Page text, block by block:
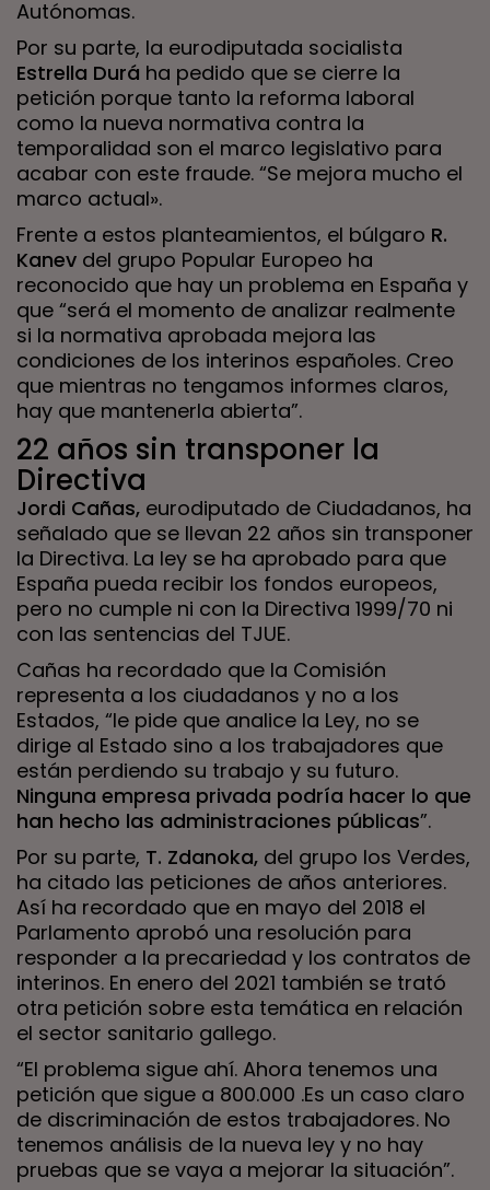
Autónomas.
Por su parte, la eurodiputada socialista
Estrella Durá ha pedido que se cierre la
petición porque tanto la reforma laboral
como la nueva normativa contra la
temporalidad son el marco legislativo para
acabar con este fraude. “Se mejora mucho el
marco actual».
Frente a estos planteamientos, el búlgaro R.
Kanev del grupo Popular Europeo ha
reconocido que hay un problema en España y
que “será el momento de analizar realmente
si la normativa aprobada mejora las
condiciones de los interinos españoles. Creo
que mientras no tengamos informes claros,
hay que mantenerla abierta”.
22 años sin transponer la
Directiva
Jordi Cañas, eurodiputado de Ciudadanos, ha
señalado que se llevan 22 años sin transponer
la Directiva. La ley se ha aprobado para que
España pueda recibir los fondos europeos,
pero no cumple ni con la Directiva 1999/70 ni
con las sentencias del TJUE.
Cañas ha recordado que la Comisión
representa a los ciudadanos y no a los
Estados, “le pide que analice la Ley, no se
dirige al Estado sino a los trabajadores que
están perdiendo su trabajo y su futuro.
Ninguna empresa privada podría hacer lo que
han hecho las administraciones públicas”.
Por su parte, T. Zdanoka, del grupo los Verdes,
ha citado las peticiones de años anteriores.
Así ha recordado que en mayo del 2018 el
Parlamento aprobó una resolución para
responder a la precariedad y los contratos de
interinos. En enero del 2021 también se trató
otra petición sobre esta temática en relación
el sector sanitario gallego.
“El problema sigue ahí. Ahora tenemos una
petición que sigue a 800.000 .Es un caso claro
de discriminación de estos trabajadores. No
tenemos análisis de la nueva ley y no hay
pruebas que se vaya a mejorar la situación”.